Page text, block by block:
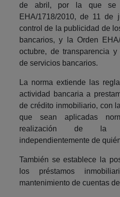
de abril, por la que se
EHA/1718/2010, de 11 de
control de la publicidad de
bancarios, y la Orden
octubre, de transparencia
de servicios bancarios.
La norma extiende las
actividad bancaria a
de crédito inmobiliario, con
que sean aplicadas
realización de la
independientemente de
También se establece la
los préstamos
mantenimiento de cuentas